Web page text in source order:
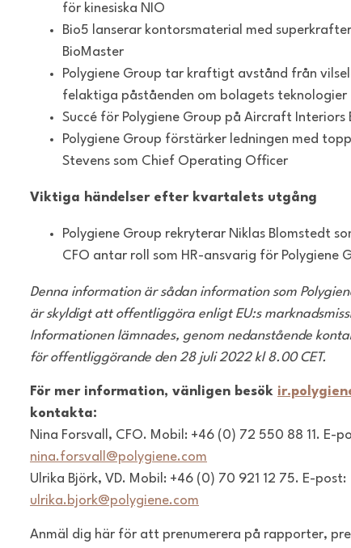
för kinesiska NIO
Bio5 lanserar kontorsmaterial med
BioMaster
Polygiene Group tar kraftigt avstånd från
felaktiga påståenden om bolagets teknologier
Succé för Polygiene Group på Aircraft Interiors
Polygiene Group förstärker ledningen med
Stevens som Chief Operating Officer
Viktiga händelser efter kvartalets utgång
Polygiene Group rekryterar Niklas Blomstedt s
CFO antar roll som HR-ansvarig för Polygiene
Denna information är sådan information som
är skyldigt att offentliggöra enligt EU:s
Informationen lämnades, genom nedanstående
för offentliggörande den 28 juli 2022 kl 8.00 CET.
För mer information, vänligen besök
kontakta:
Nina Forsvall, CFO. Mobil: +46 (0) 72 550 88 11. E-
nina.forsvall@polygiene.com
Ulrika Björk, VD. Mobil: +46 (0) 70 921 12 75. E-post:
ulrika.bjork@polygiene.com
Anmäl dig här för att prenumerera på rapporter,